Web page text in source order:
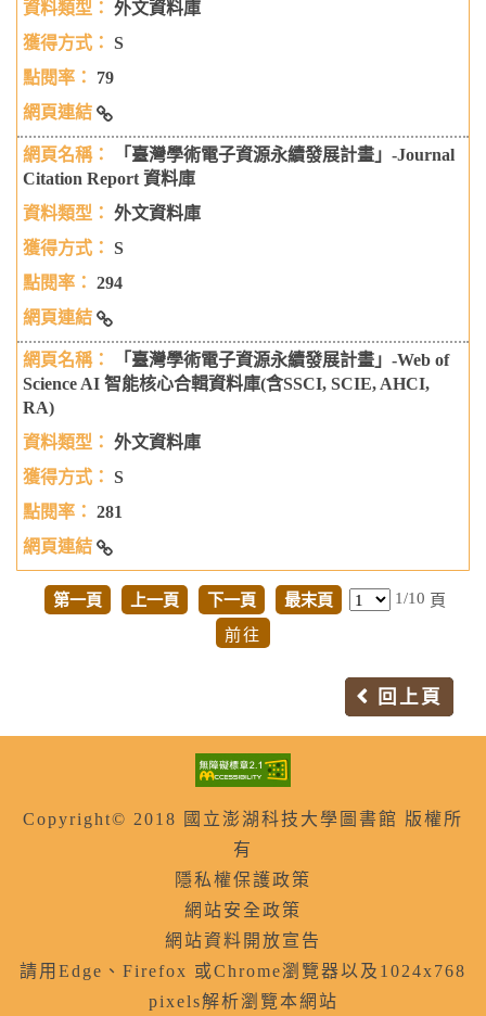
外文資料庫
S
79
「臺灣學術電子資源永續發展計畫」--空中英語教室影音
典藏學習系統－空中英語教室每日頻道（租用）
「臺灣學術電子資源永續發展計畫」-Journal
Citation Report 資料庫
外文資料庫
S
294
「臺灣學術電子資源永續發展計畫」-Journal Citation
Report 資料庫
「臺灣學術電子資源永續發展計畫」-Web of
Science AI 智能核心合輯資料庫(含SSCI, SCIE, AHCI,
RA)
外文資料庫
S
281
「臺灣學術電子資源永續發展計畫」-Web of Science AI 智
能核心合輯資料庫(含SSCI, SCIE, AHCI, RA)
第一頁 上一頁 下一頁 最末頁 1/10 頁
回上頁
Copyright© 2018 國立澎湖科技大學圖書館 版權所
有
隱私權保護政策
網站安全政策
網站資料開放宣告
請用Edge、Firefox 或Chrome瀏覽器以及1024x768
pixels解析瀏覽本網站